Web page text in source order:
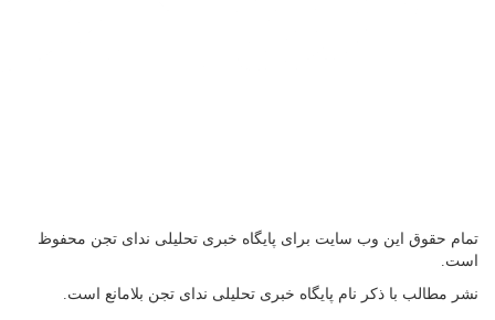
تمام حقوق این وب سایت برای پایگاه خبری تحلیلی ندای تجن محفوظ
است.
نشر مطالب با ذکر نام پایگاه خبری تحلیلی ندای تجن بلامانع است.